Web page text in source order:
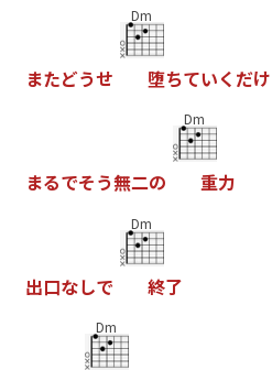
またどうせ
Dm
堕ちていく だけ
まるでそう無二の
Dm
重力
出口なしで
Dm
終了
Dm